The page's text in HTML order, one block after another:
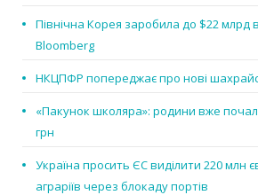
Північна Корея заробила до $22 млрд
Bloomberg
НКЦПФР попереджає про нові
«Пакунок школяра»: родини вже
грн
Україна просить ЄС виділити 220 млн
аграріїв через блокаду портів